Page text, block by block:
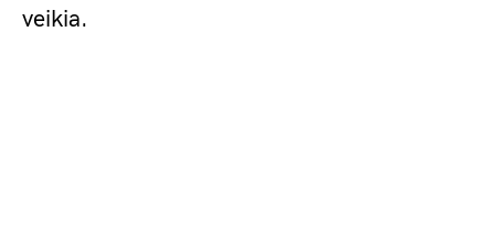
veikia.